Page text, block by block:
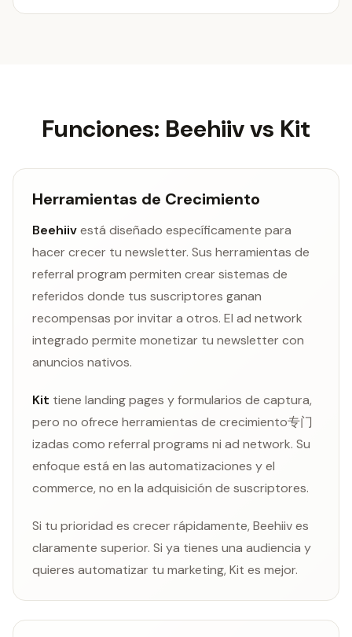
Funciones: Beehiiv vs Kit
Herramientas de Crecimiento
Beehiivestá diseñado específicamente para
hacer crecer tu newsletter. Sus herramientas de
referral program permiten crear sistemas de
referidos donde tus suscriptores ganan
recompensas por invitar a otros. El ad network
integrado permite monetizar tu newsletter con
anuncios nativos.
Kit tiene landing pages y formularios de captura,
pero no ofrece herramientas de crecimiento专门
izadas como referral programs ni ad network. Su
enfoque está en las automatizaciones y el
commerce, no en la adquisición de suscriptores.
Si tu prioridad es crecer rápidamente, Beehiiv es
claramente superior. Si ya tienes una audiencia y
quieres automatizar tu marketing, Kit es mejor.